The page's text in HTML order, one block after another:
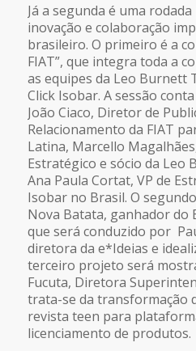
Já a segunda é uma
inovação e colaboração
brasileiro. O primeiro é a
FIAT”, que integra toda a
as equipes da Leo Burnett
Click Isobar. A sessão
João Ciaco, Diretor de
Relacionamento da FIAT
Latina, Marcello
Estratégico e sócio da Leo
Ana Paula Cortat, VP de
Isobar no Brasil. O
Nova Batata, ganhador do
que será conduzido por
diretora da e*Ideias e
terceiro projeto será
Fucuta, Diretora
trata-se da transformação
revista teen para
licenciamento de produtos.